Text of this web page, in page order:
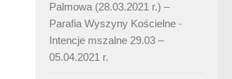
Palmowa (28.03.2021 r.) –
Parafia Wyszyny Kościelne -
Intencje mszalne 29.03 –
05.04.2021 r.